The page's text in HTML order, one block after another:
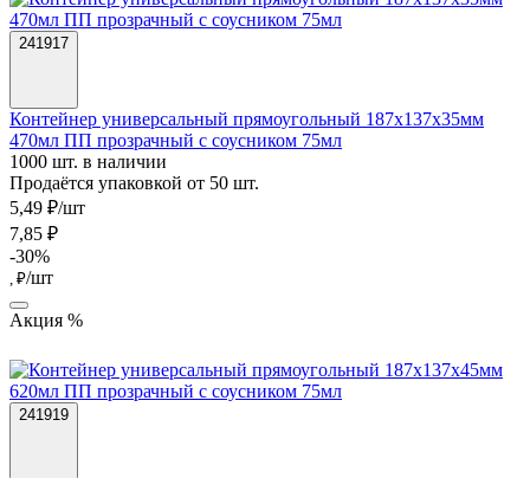
241917
Контейнер универсальный прямоугольный 187х137х35мм
470мл ПП прозрачный с соусником 75мл
1000 шт. в наличии
Продаётся упаковкой от 50 шт.
5,49 ₽/шт
7,85 ₽
-30%
, ₽/шт
Акция %
241919